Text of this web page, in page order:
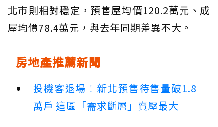
北市則相對穩定，預售屋均價120.2萬元、成
屋均價78.4萬元，與去年同期差異不大。
房地產推薦新聞
投機客退場！新北預售待售量破1.8
萬戶 這區「需求斷層」賣壓最大